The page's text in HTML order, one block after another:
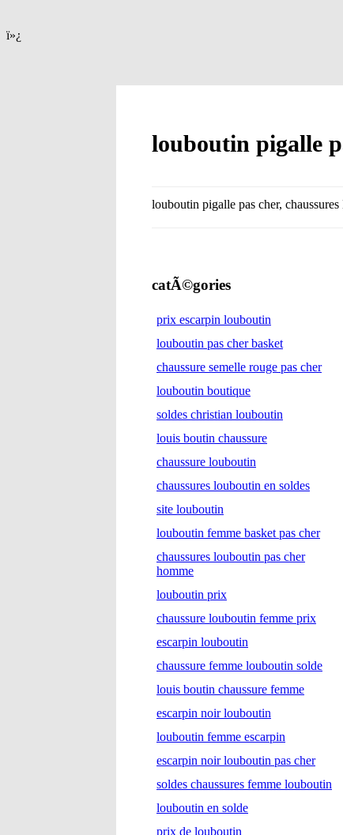
ï»¿
louboutin pigalle
louboutin pigalle pas cher,
catÃ©gories
prix escarpin louboutin
louboutin pas cher basket
chaussure semelle rouge pas cher
louboutin boutique
soldes christian louboutin
louis boutin chaussure
chaussure louboutin
chaussures louboutin en soldes
site louboutin
louboutin femme basket pas cher
chaussures louboutin pas cher
homme
louboutin prix
chaussure louboutin femme prix
escarpin louboutin
chaussure femme louboutin solde
louis boutin chaussure femme
escarpin noir louboutin
louboutin femme escarpin
escarpin noir louboutin pas cher
soldes chaussures femme louboutin
louboutin en solde
prix de louboutin